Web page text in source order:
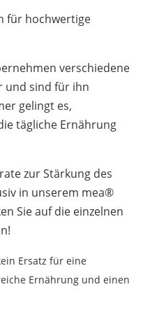
für hochwertige
verschiedene
und sind für ihn
gelingt es,
tägliche Ernährung
zur Stärkung des
in unserem mea®
Sie auf die einzelnen
Ersatz für eine
Ernährung und einen